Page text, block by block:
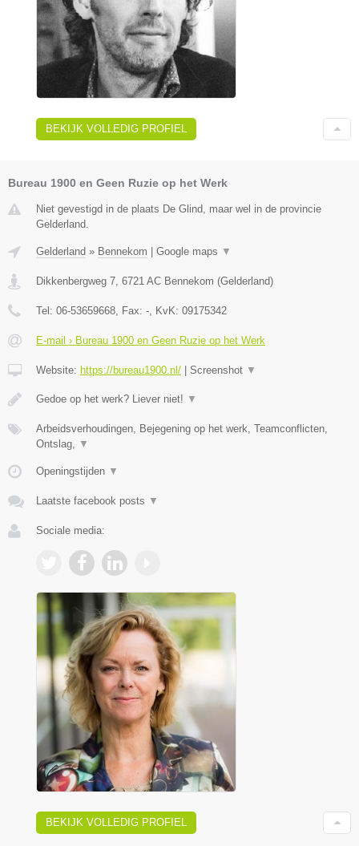
BEKIJK VOLLEDIG PROFIEL
Bureau 1900 en Geen Ruzie op het Werk
Niet gevestigd in de plaats De Glind, maar wel in de provincie
Gelderland.
Gelderland » Bennekom Google maps ▼
Dikkenbergweg 7 6721 AC Bennekom (Gelderland)
Tel: 06-53659668 , Fax: - , KvK: 09175342
E-mail › Bureau 1900 en Geen Ruzie op het Werk
Website: https://bureau1900.nl/ Screenshot ▼
Gedoe op het werk? Liever niet! ▼
Arbeidsverhoudingen, Bejegening op het werk, Teamconflicten,
Ontslag,
▼
Openingstijden ▼
Laatste facebook posts ▼
Sociale media:
BEKIJK VOLLEDIG PROFIEL